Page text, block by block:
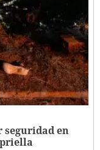
seguridad en